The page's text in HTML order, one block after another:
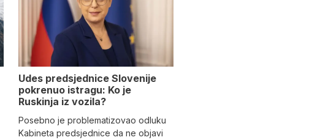
Udes predsjednice Slovenije
pokrenuo istragu: Ko je
Ruskinja iz vozila?
Posebno je problematizovao odluku
Kabineta predsjednice da ne objavi